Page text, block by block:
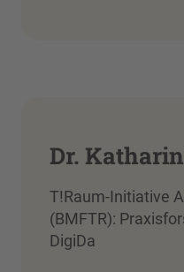
Dr.
T!Raum-Initiative
(BMFTR):
DigiDa